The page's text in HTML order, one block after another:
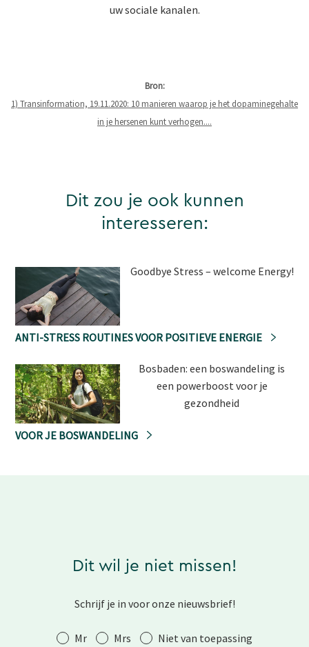
uw sociale kanalen.
Bron:
1) Transinformation, 19.11.2020: 10 manieren waarop je het dopaminegehalte
in je hersenen kunt verhogen....
Dit zou je ook kunnen
interesseren:
Goodbye Stress – welcome Energy!
ANTI-STRESS ROUTINES VOOR POSITIEVE ENERGIE
Bosbaden: een boswandeling is
een powerboost voor je
gezondheid
VOOR JE BOSWANDELING
Dit wil je niet missen!
Schrijf je in voor onze nieuwsbrief!
Aanhef Mr Mrs Niet van toepassing